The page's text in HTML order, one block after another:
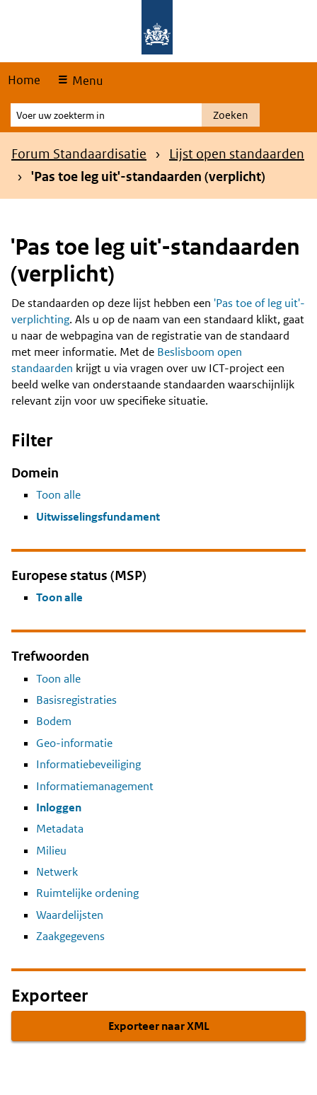
Home Menu
Voer
uw
zoekterm
Zoeken
Kruimelpad
Forum Standaardisatie
Lijst open standaarden
'Pas toe leg uit'-standaarden (verplicht)
'Pas toe leg uit'-standaarden
(verplicht)
Content
De standaarden op deze lijst hebben een 'Pas toe of leg uit'-
verplichting. Als u op de naam van een standaard klikt, gaat
u naar de webpagina van de registratie van de standaard
met meer informatie. Met de Beslisboom open
standaarden krijgt u via vragen over uw ICT-project een
beeld welke van onderstaande standaarden waarschijnlijk
relevant zijn voor uw specifieke situatie.
Filter
Domein
Toon alle
Uitwisselingsfundament
Europese status (MSP)
Toon alle
Trefwoorden
Toon alle
Basisregistraties
Bodem
Geo-informatie
Informatiebeveiliging
Informatiemanagement
Inloggen
Metadata
Milieu
Netwerk
Ruimtelijke ordening
Waardelijsten
Zaakgegevens
Exporteer
Exporteer naar XML